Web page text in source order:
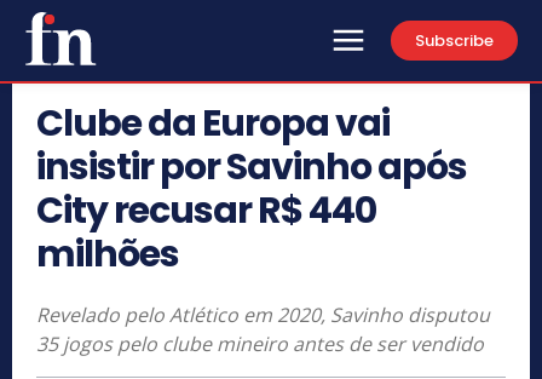
Subscribe
Clube da Europa vai
insistir por Savinho após
City recusar R$ 440
milhões
Revelado pelo Atlético em 2020, Savinho disputou
35 jogos pelo clube mineiro antes de ser vendido